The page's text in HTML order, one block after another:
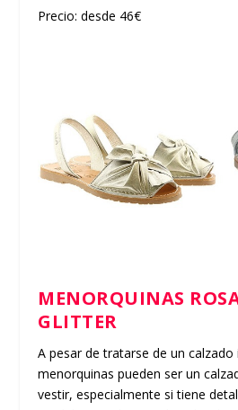
Precio: desde 46€
MENORQUINAS
GLITTER
A pesar de tratarse de un
menorquinas pueden ser un
vestir, especialmente si tiene